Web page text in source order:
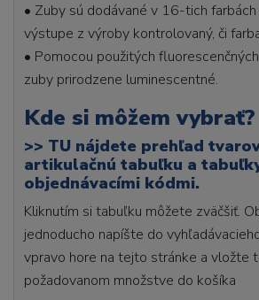
• Zuby sú dodávané v 16-tich
výstupe z výroby kontrolovaný, či
• Pomocou použitých
zuby prirodzene luminescentné.
Kde si môžem vybrať?
>> TU nájdete prehľad
artikulačnú tabuľku a
objednávacími kódmi.
Kliknutím si tabuľku môžete zväčšiť.
jednoducho napíšte do
vpravo hore na tejto stránke a vložte
požadovanom množstve do košíka